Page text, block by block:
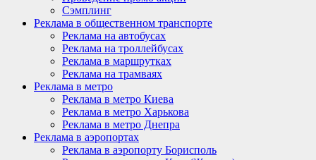
Сэмплинг
Реклама в общественном транспорте
Реклама на автобусах
Реклама на троллейбусах
Реклама в маршрутках
Реклама на трамваях
Реклама в метро
Реклама в метро Киева
Реклама в метро Харькова
Реклама в метро Днепра
Реклама в аэропортах
Реклама в аэропорту Борисполь